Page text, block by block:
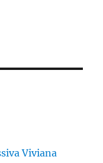
Viviana